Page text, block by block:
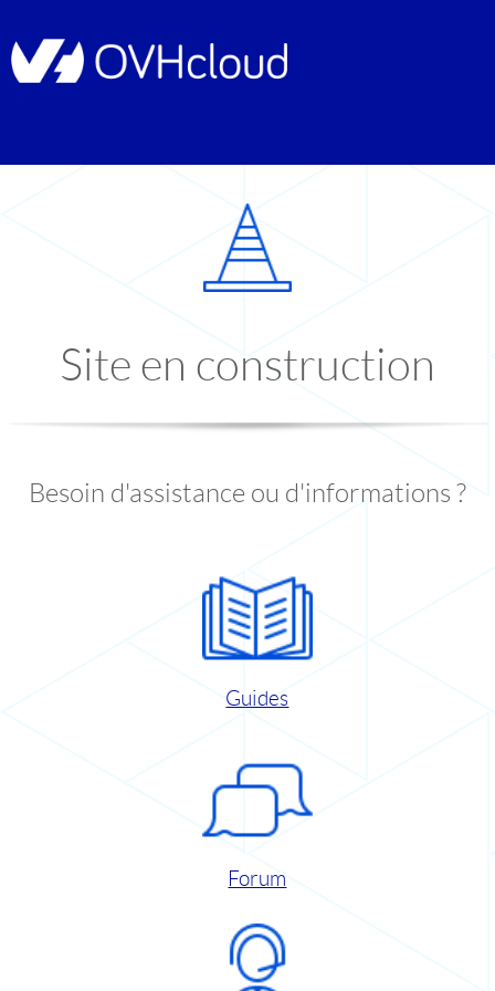
Site en construction
Besoin d'assistance ou d'informations ?
Guides
Forum